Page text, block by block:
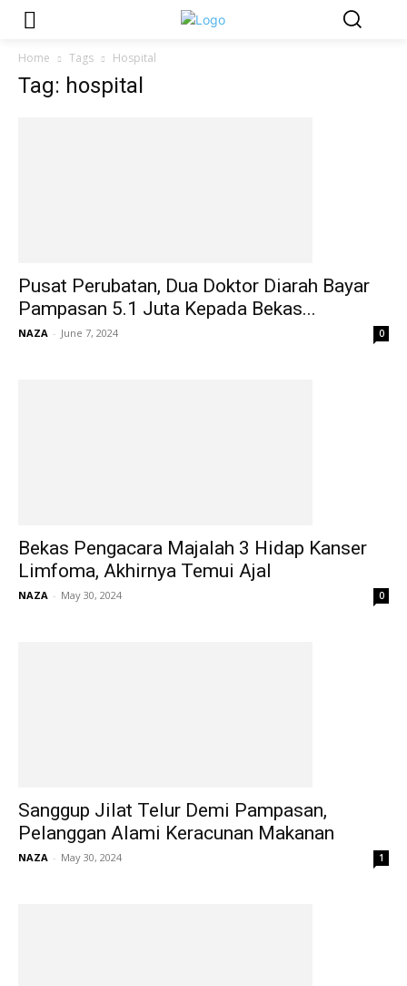
Home Tags Hospital
Tag: hospital
Pusat Perubatan, Dua Doktor Diarah Bayar
Pampasan 5.1 Juta Kepada Bekas...
NAZA - June 7, 2024 0
Bekas Pengacara Majalah 3 Hidap Kanser
Limfoma, Akhirnya Temui Ajal
NAZA - May 30, 2024 0
Sanggup Jilat Telur Demi Pampasan,
Pelanggan Alami Keracunan Makanan
NAZA - May 30, 2024 1